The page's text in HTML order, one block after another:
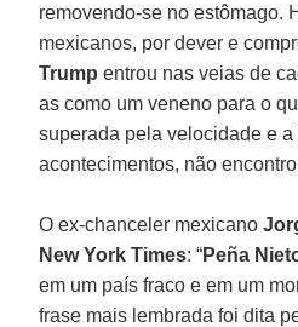
removendo-se no estômago.
mexicanos, por dever e
Trump entrou nas veias de
as como um veneno para o
superada pela velocidade e
acontecimentos, não
O ex-chanceler mexicano
New York Times: “Peña
em um país fraco e em um
frase mais lembrada foi dita